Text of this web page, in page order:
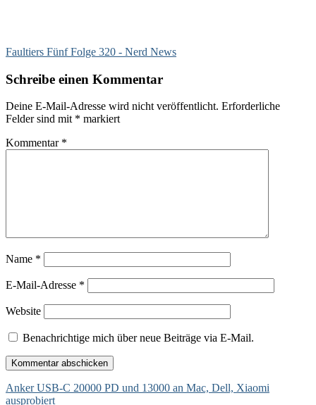
Faultiers Fünf Folge 320 - Nerd News
Schreibe einen Kommentar
Deine E-Mail-Adresse wird nicht veröffentlicht. Erforderliche
Felder sind mit * markiert
Kommentar *
Name *
E-Mail-Adresse *
Website
Benachrichtige mich über neue Beiträge via E-Mail.
Beitragsnavigation
Anker USB-C 20000 PD und 13000 an Mac, Dell, Xiaomi
ausprobiert